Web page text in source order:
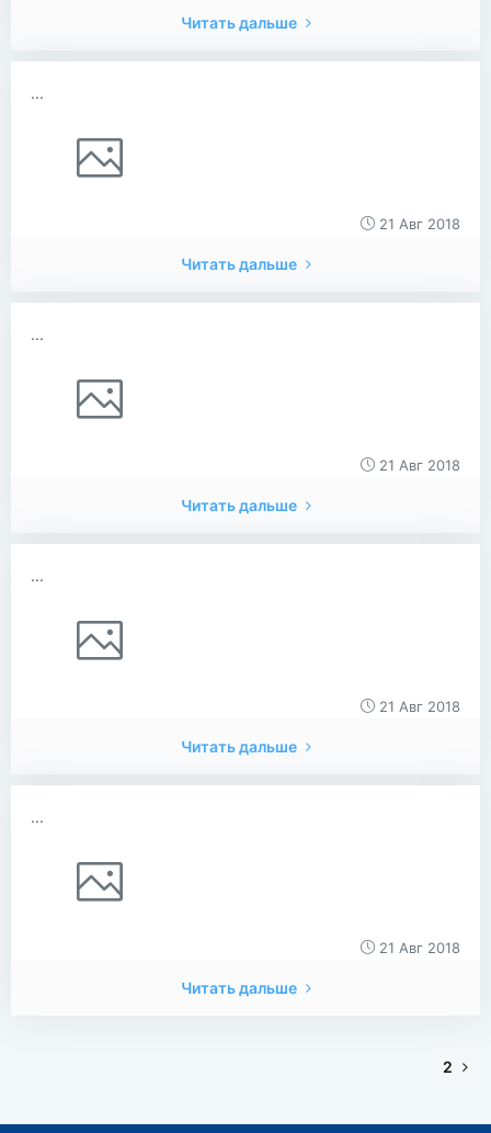
Читать дальше
...
21 Авг 2018
Читать дальше
...
21 Авг 2018
Читать дальше
...
21 Авг 2018
Читать дальше
...
21 Авг 2018
Читать дальше
2